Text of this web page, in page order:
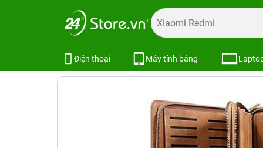
Điện thoại Máy tính bảng
Trang chủ Ốp lưng Bao da